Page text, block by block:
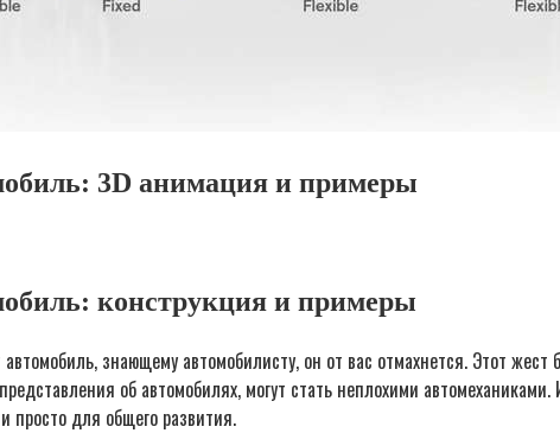
3D анимация и примеры
конструкция и примеры
автомобиль, знающему автомобилисту, он от вас отмахнется. Этот
об автомобилях, могут стать неплохими
просто для общего развития.